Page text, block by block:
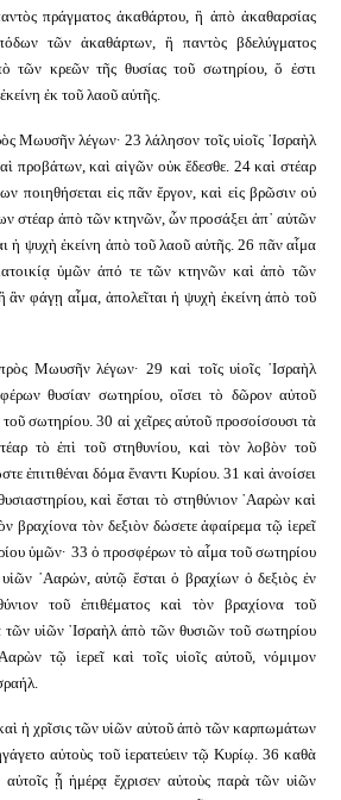
πράγματος ἀκαθάρτου, ἢ ἀπὸ ἀκαθαρσίας
τῶν ἀκαθάρτων, ἢ παντὸς βδελύγματος
τῶν κρεῶν τῆς θυσίας τοῦ σωτηρίου, ὅ ἐστι
ἐκ τοῦ λαοῦ αὐτῆς.
Μωυσῆν λέγων· 23 λάλησον τοῖς υἱοῖς ᾿Ισραὴλ
προβάτων, καὶ αἰγῶν οὐκ ἔδεσθε. 24 καὶ στέαρ
ποιηθήσεται εἰς πᾶν ἔργον, καὶ εἰς βρῶσιν οὐ
στέαρ ἀπὸ τῶν κτηνῶν, ὧν προσάξει ἀπ᾿ αὐτῶν
ἡ ψυχὴ ἐκείνη ἀπὸ τοῦ λαοῦ αὐτῆς. 26 πᾶν αἷμα
ὑμῶν ἀπό τε τῶν κτηνῶν καὶ ἀπὸ τῶν
ἂν φάγῃ αἷμα, ἀπολεῖται ἡ ψυχὴ ἐκείνη ἀπὸ τοῦ
Μωυσῆν λέγων· 29 καὶ τοῖς υἱοῖς ᾿Ισραὴλ
θυσίαν σωτηρίου, οἴσει τὸ δῶρον αὐτοῦ
σωτηρίου. 30 αἱ χεῖρες αὐτοῦ προσοίσουσι τὰ
τὸ ἐπὶ τοῦ στηθυνίου, καὶ τὸν λοβὸν τοῦ
ἐπιτιθέναι δόμα ἔναντι Κυρίου. 31 καὶ ἀνοίσει
καὶ ἔσται τὸ στηθύνιον ᾿Ααρὼν καὶ
βραχίονα τὸν δεξιὸν δώσετε ἀφαίρεμα τῷ ἱερεῖ
ὑμῶν· 33 ὁ προσφέρων τὸ αἷμα τοῦ σωτηρίου
᾿Ααρών, αὐτῷ ἔσται ὁ βραχίων ὁ δεξιὸς ἐν
τοῦ ἐπιθέματος καὶ τὸν βραχίονα τοῦ
τῶν υἱῶν ᾿Ισραὴλ ἀπὸ τῶν θυσιῶν τοῦ σωτηρίου
τῷ ἱερεῖ καὶ τοῖς υἱοῖς αὐτοῦ, νόμιμον
ἡ χρῖσις τῶν υἱῶν αὐτοῦ ἀπὸ τῶν καρπωμάτων
αὐτοὺς τοῦ ἱερατεύειν τῷ Κυρίῳ. 36 καθὰ
αὐτοῖς ᾗ ἡμέρᾳ ἔχρισεν αὐτοὺς παρὰ τῶν υἱῶν